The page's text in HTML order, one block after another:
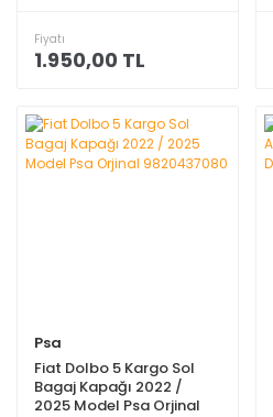
Fiyatı
1.950,00 TL
Psa
Fiat Dolbo 5 Kargo Sol
Bagaj Kapağı 2022 /
2025 Model Psa Orjinal